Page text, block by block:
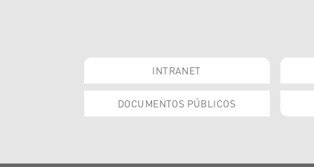
INTRANET
DOCUMENTOS PÚBLICOS